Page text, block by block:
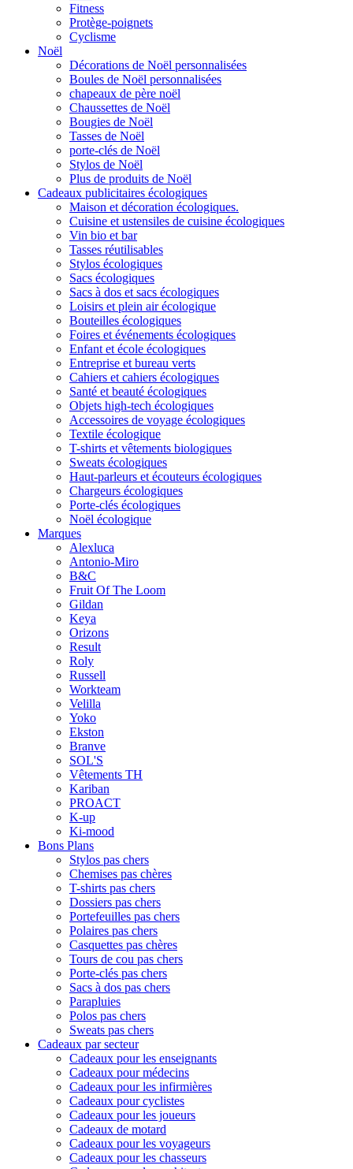
Fitness
Protège-poignets
Cyclisme
Noël
Décorations de Noël personnalisées
Boules de Noël personnalisées
chapeaux de père noël
Chaussettes de Noël
Bougies de Noël
Tasses de Noël
porte-clés de Noël
Stylos de Noël
Plus de produits de Noël
Cadeaux publicitaires écologiques
Maison et décoration écologiques.
Cuisine et ustensiles de cuisine écologiques
Vin bio et bar
Tasses réutilisables
Stylos écologiques
Sacs écologiques
Sacs à dos et sacs écologiques
Loisirs et plein air écologique
Bouteilles écologiques
Foires et événements écologiques
Enfant et école écologiques
Entreprise et bureau verts
Cahiers et cahiers écologiques
Santé et beauté écologiques
Objets high-tech écologiques
Accessoires de voyage écologiques
Textile écologique
T-shirts et vêtements biologiques
Sweats écologiques
Haut-parleurs et écouteurs écologiques
Chargeurs écologiques
Porte-clés écologiques
Noël écologique
Marques
Alexluca
Antonio-Miro
B&C
Fruit Of The Loom
Gildan
Keya
Orizons
Result
Roly
Russell
Workteam
Velilla
Yoko
Ekston
Branve
SOL'S
Vêtements TH
Kariban
PROACT
K-up
Ki-mood
Bons Plans
Stylos pas chers
Chemises pas chères
T-shirts pas chers
Dossiers pas chers
Portefeuilles pas chers
Polaires pas chers
Casquettes pas chères
Tours de cou pas chers
Porte-clés pas chers
Sacs à dos pas chers
Parapluies
Polos pas chers
Sweats pas chers
Cadeaux par secteur
Cadeaux pour les enseignants
Cadeaux pour médecins
Cadeaux pour les infirmières
Cadeaux pour cyclistes
Cadeaux pour les joueurs
Cadeaux de motard
Cadeaux pour les voyageurs
Cadeaux pour les chasseurs